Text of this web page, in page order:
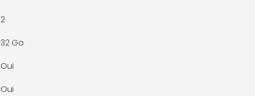
2
32 Go
Oui
Oui